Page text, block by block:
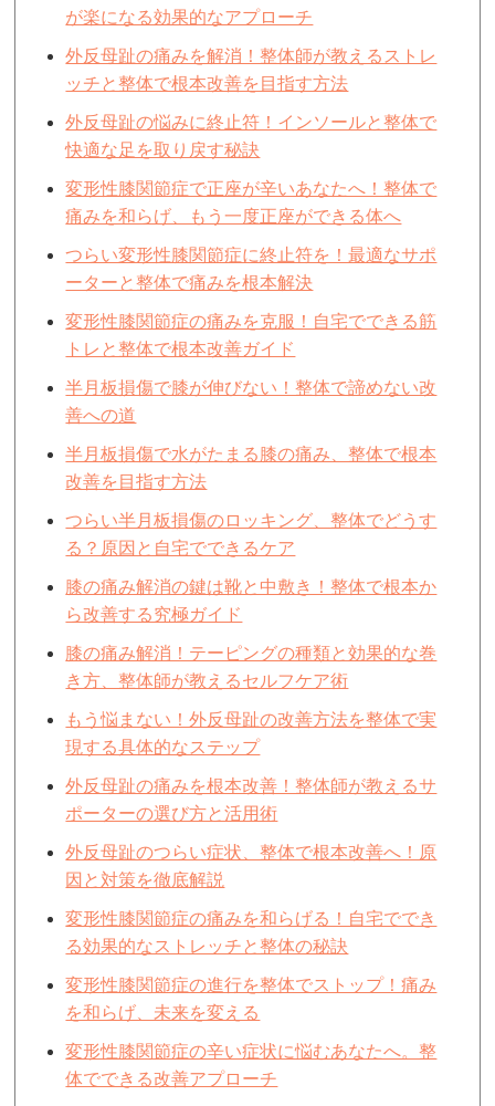
が楽になる効果的なアプローチ
外反母趾の痛みを解消！整体師が教えるストレ
ッチと整体で根本改善を目指す方法
外反母趾の悩みに終止符！インソールと整体で
快適な足を取り戻す秘訣
変形性膝関節症で正座が辛いあなたへ！整体で
痛みを和らげ、もう一度正座ができる体へ
つらい変形性膝関節症に終止符を！最適なサポ
ーターと整体で痛みを根本解決
変形性膝関節症の痛みを克服！自宅でできる筋
トレと整体で根本改善ガイド
半月板損傷で膝が伸びない！整体で諦めない改
善への道
半月板損傷で水がたまる膝の痛み、整体で根本
改善を目指す方法
つらい半月板損傷のロッキング、整体でどうす
る？原因と自宅でできるケア
膝の痛み解消の鍵は靴と中敷き！整体で根本か
ら改善する究極ガイド
膝の痛み解消！テーピングの種類と効果的な巻
き方、整体師が教えるセルフケア術
もう悩まない！外反母趾の改善方法を整体で実
現する具体的なステップ
外反母趾の痛みを根本改善！整体師が教えるサ
ポーターの選び方と活用術
外反母趾のつらい症状、整体で根本改善へ！原
因と対策を徹底解説
変形性膝関節症の痛みを和らげる！自宅ででき
る効果的なストレッチと整体の秘訣
変形性膝関節症の進行を整体でストップ！痛み
を和らげ、未来を変える
変形性膝関節症の辛い症状に悩むあなたへ。整
体でできる改善アプローチ